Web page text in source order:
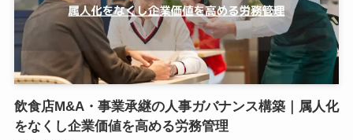
飲食店M&A・事業承継の人事ガバナンス構築｜属人化
をなくし企業価値を高める労務管理